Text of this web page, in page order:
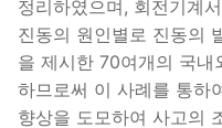
정리하였으며, 회전기계
진동의 원인별로 진동의
을 제시한 70여개의 국내
하므로써 이 사례를 통하
향상을 도모하여 사고의